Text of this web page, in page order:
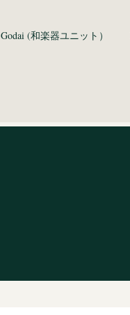
Godai (和楽器ユニット）